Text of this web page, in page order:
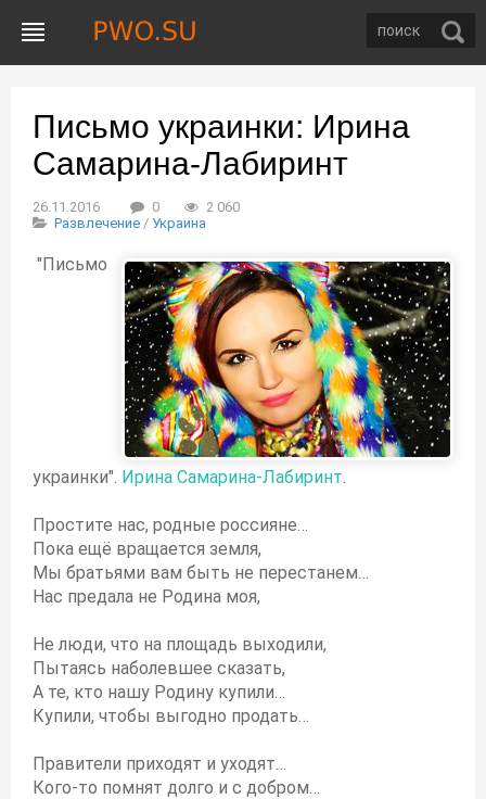
Письмо украинки: Ирина
Самарина-Лабиринт
26.11.2016 0
2 060
Развлечение / Украина
"Письмо
украинки". Ирина Самарина-Лабиринт.
Простите нас, родные россияне…
Пока ещё вращается земля,
Мы братьями вам быть не перестанем…
Нас предала не Родина моя,
Не люди, что на площадь выходили,
Пытаясь наболевшее сказать,
А те, кто нашу Родину купили…
Купили, чтобы выгодно продать…
Правители приходят и уходят…
Кого-то помнят долго и с добром…